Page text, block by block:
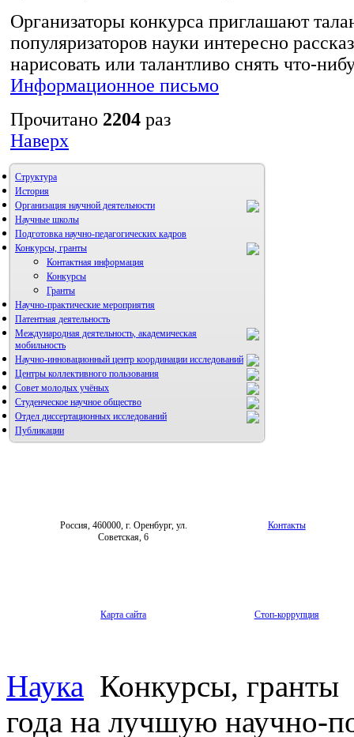
Организаторы конкурса приглашают
популяризаторов науки интересно
нарисовать или талантливо снять что-
Информационное письмо
Прочитано 2204 раз
Наверх
Структура
История
Организация научной деятельности
Научные школы
Подготовка научно-педагогических кадров
Конкурсы, гранты
Контактная информация
Конкурсы
Гранты
Научно-практические мероприятия
Патентная деятельность
Международная деятельность, академическая
мобильность
Научно-инновационный центр координации исследований
НИИ микрохирургии и клинической анатомии
Центры коллективного пользования
Совет молодых учёных
Студенческое научное общество
Отдел диссертационных исследований
Публикации
Россия, 460000, г. Оренбург, ул.
Советская, 6
Контакты
Карта сайта Стоп-коррупция
Наука Конкурсы, гранты
года на лучшую научно-